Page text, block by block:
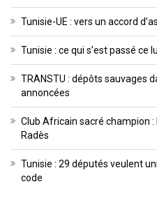
Tunisie-UE : vers un accord
Tunisie : ce qui s’est passé ce
TRANSTU : dépôts sauvages
annoncées
Club Africain sacré champion
Radès
Tunisie : 29 députés veulent
code